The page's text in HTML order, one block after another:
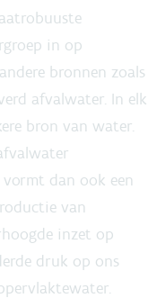
in op
bronnen zoals
afvalwater. In elk
bron van water.
dan ook een
van
inzet op
druk op ons